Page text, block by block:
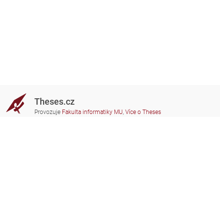
Theses.cz
Provozuje Fakulta informatiky MU, Více o Theses